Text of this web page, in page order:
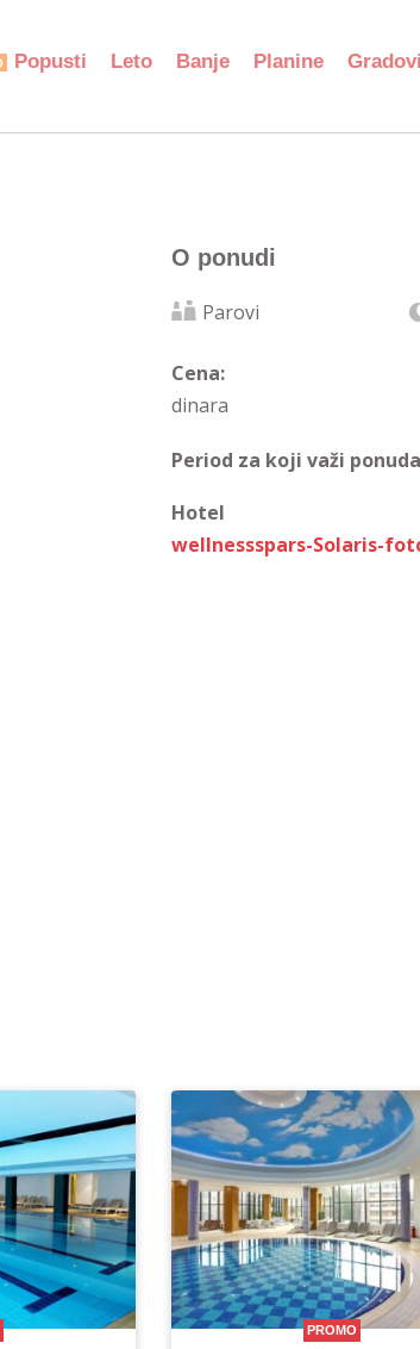
Popusti Leto Banje Planine Gradovi
O ponudi
Parovi
Cena:
dinara
Period za koji važi
Hotel
wellnessspars-Solaris-
PROMO